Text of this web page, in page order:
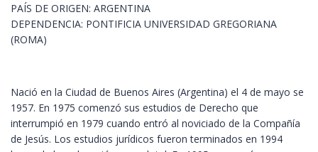
PAÍS DE ORIGEN: ARGENTINA
DEPENDENCIA: PONTIFICIA UNIVERSIDAD GREGORIANA
(ROMA)
Nació en la Ciudad de Buenos Aires (Argentina) el 4 de mayo se
1957. En 1975 comenzó sus estudios de Derecho que
interrumpió en 1979 cuando entró al noviciado de la Compañía
de Jesús. Los estudios jurídicos fueron terminados en 1994